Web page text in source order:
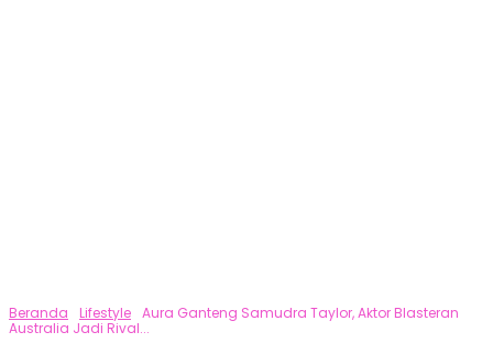
Beranda Lifestyle Aura Ganteng Samudra Taylor, Aktor Blasteran
Australia Jadi Rival...